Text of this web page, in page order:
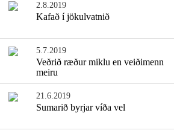
2.8.2019
Kafað í jökulvatnið
5.7.2019
Veðrið ræður miklu en veiðimenn
meiru
21.6.2019
Sumarið byrjar víða vel